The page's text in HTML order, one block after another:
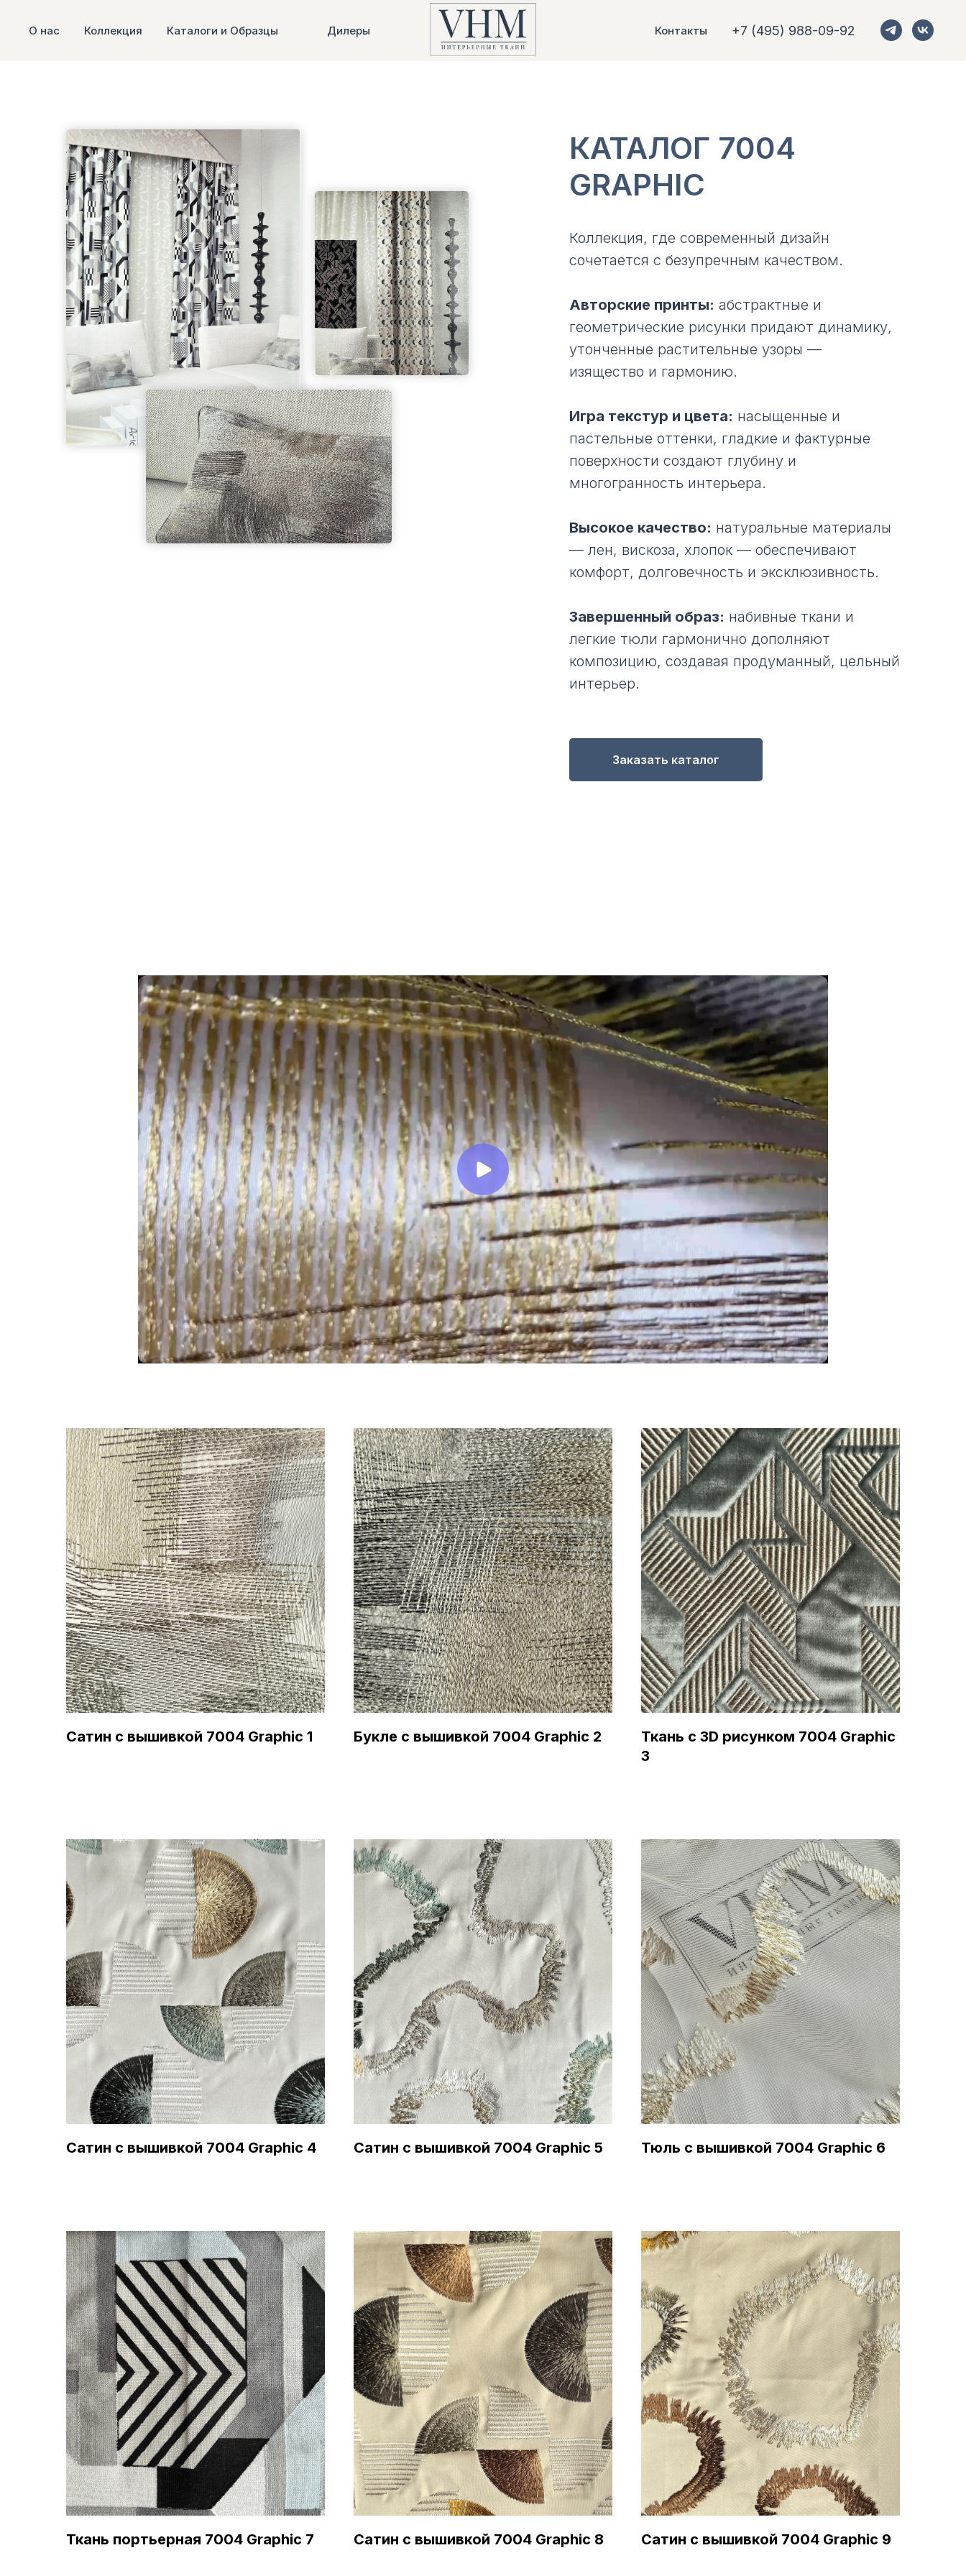
О нас Коллекция Каталоги и Образцы Дилеры Контакты +7 (495) 988-09-92
КАТАЛОГ 7004
GRAPHIC
Коллекция, где современный дизайн
сочетается с безупречным качеством.
Авторские принты: абстрактные и
геометрические рисунки придают динамику,
утонченные растительные узоры —
изящество и гармонию.
Игра текстур и цвета: насыщенные и
пастельные оттенки, гладкие и фактурные
поверхности создают глубину и
многогранность интерьера.
Высокое качество: натуральные материалы
— лен, вискоза, хлопок — обеспечивают
комфорт, долговечность и эксклюзивность.
Завершенный образ: набивные ткани и
легкие тюли гармонично дополняют
композицию, создавая продуманный, цельный
интерьер.
Заказать каталог
Сатин с вышивкой 7004 Graphic 1 Букле с вышивкой 7004 Graphic 2
Ткань с 3D рисунком 7004 Graphic
3
Сатин с вышивкой 7004 Graphic 4 Сатин с вышивкой 7004 Graphic 5 Тюль с вышивкой 7004 Graphic 6
Ткань портьерная 7004 Graphic 7 Сатин с вышивкой 7004 Graphic 8 Сатин с вышивкой 7004 Graphic 9